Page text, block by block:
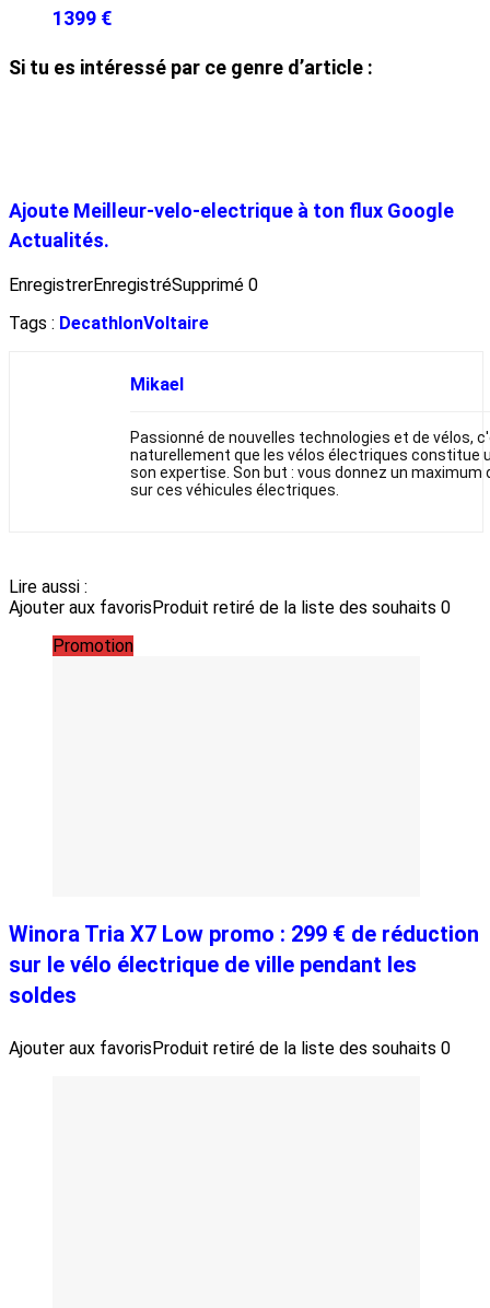
1399 €
Si tu es intéressé par ce genre d’article :
Ajoute Meilleur-velo-electrique à ton flux Google
Actualités.
EnregistrerEnregistréSupprimé 0
Tags : DecathlonVoltaire
Mikael
Passionné de nouvelles technologies et de vélos,
naturellement que les vélos électriques constitue
son expertise. Son but : vous donnez un
sur ces véhicules électriques.
Lire aussi :
Ajouter aux favorisProduit retiré de la liste des souhaits 0
Promotion
Winora Tria X7 Low promo : 299 € de réduction
sur le vélo électrique de ville pendant les
soldes
Ajouter aux favorisProduit retiré de la liste des souhaits 0